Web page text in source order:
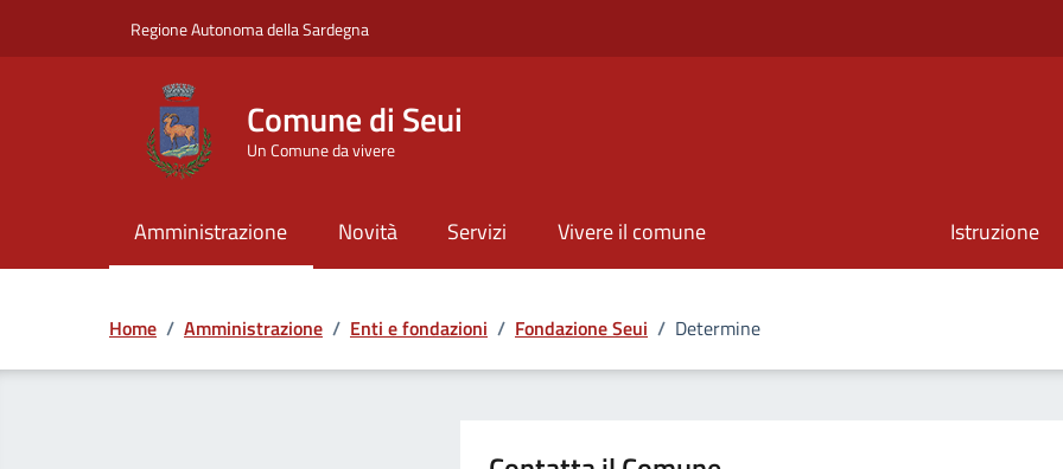
Regione Autonoma della Sardegna
Comune di Seui
Un Comune da vivere
Amministrazione Novità Servizi Vivere il comune Istruzione
Home / Amministrazione / Enti e fondazioni / Fondazione Seui / Determine